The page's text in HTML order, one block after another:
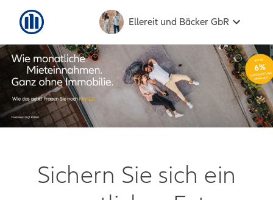
Ellereit und Bäcker GbR
Sichern Sie sich ein